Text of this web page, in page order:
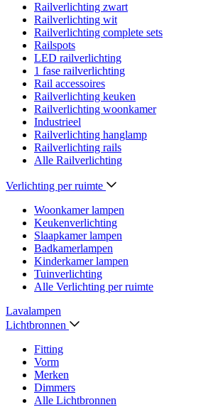
Railverlichting zwart
Railverlichting wit
Railverlichting complete sets
Railspots
LED railverlichting
1 fase railverlichting
Rail accessoires
Railverlichting keuken
Railverlichting woonkamer
Industrieel
Railverlichting hanglamp
Railverlichting rails
Alle Railverlichting
Verlichting per ruimte
Woonkamer lampen
Keukenverlichting
Slaapkamer lampen
Badkamerlampen
Kinderkamer lampen
Tuinverlichting
Alle Verlichting per ruimte
Lavalampen
Lichtbronnen
Fitting
Vorm
Merken
Dimmers
Alle Lichtbronnen